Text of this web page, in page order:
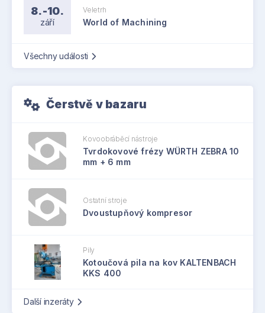
8.-10.
září
Veletrh
World of Machining
Všechny události
Čerstvě v bazaru
Kovoobráběcí nástroje
Tvrdokovové frézy WÜRTH ZEBRA 10
mm + 6 mm
Ostatní stroje
Dvoustupňový kompresor
Pily
Kotoučová pila na kov KALTENBACH
KKS 400
Další inzeráty